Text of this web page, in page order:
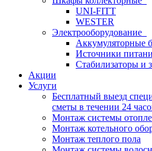
UNI-FITT
WESTER
Электрооборудование
Аккумуляторные
Источники
Стабилизаторы и
Акции
Услуги
Бесплатный выезд
сметы в течении 24
Монтаж системы
Монтаж котельного
Монтаж теплого пола